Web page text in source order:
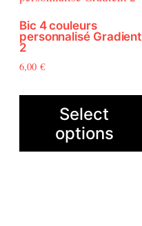
3
Bic 4 couleurs
personnalisé Gradient
2
6,00 €
Select
options